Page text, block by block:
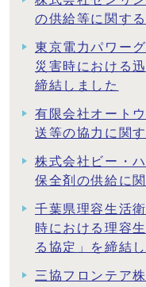
の供給等に関す
東京電力パワー
災害時における
締結しました
有限会社オート
送等の協力に関
株式会社ビー・
保全剤の供給に
千葉県理容生活
時における理容
る協定」を締結
三協フロンテア